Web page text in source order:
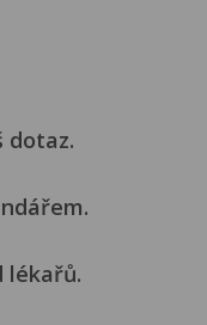
dotaz.
lékařů.